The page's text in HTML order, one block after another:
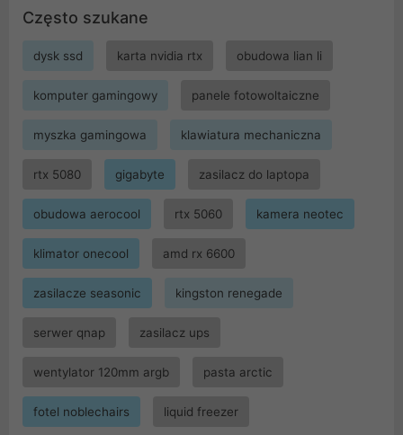
Często szukane
dysk ssd karta nvidia rtx obudowa lian li
komputer gamingowy panele fotowoltaiczne
myszka gamingowa klawiatura mechaniczna
rtx 5080 gigabyte zasilacz do laptopa
obudowa aerocool rtx 5060 kamera neotec
klimator onecool amd rx 6600
zasilacze seasonic kingston renegade
serwer qnap zasilacz ups
wentylator 120mm argb pasta arctic
fotel noblechairs liquid freezer